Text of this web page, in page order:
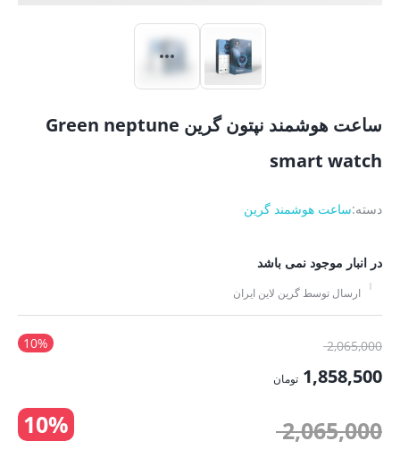
ساعت هوشمند نپتون گرین Green neptune
smart watch
دسته:ساعت هوشمند گرین
در انبار موجود نمی باشد
ارسال توسط گرین لاین ایران
10% 2,065,000قیمت
اصلی:
بود.
1,858,500 تومان
فعلی:
10% 2,065,000